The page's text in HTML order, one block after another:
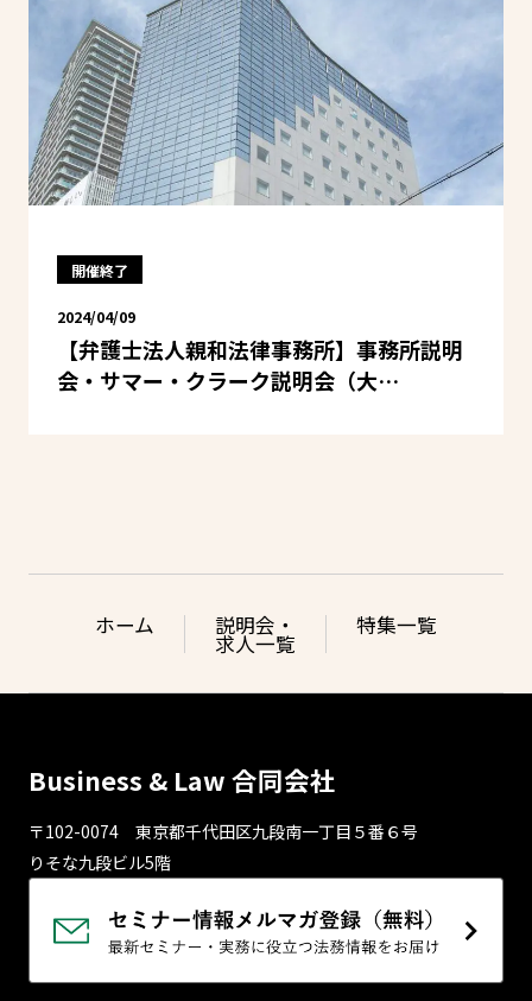
開催終了
2024/04/09
【弁護士法人親和法律事務所】事務所説明
会・サマー・クラーク説明会（大…
ホーム 説明会・
求人一覧
特集一覧
Business & Law 合同会社
〒102-0074 東京都千代⽥区九段南⼀丁⽬５番６号
りそな九段ビル5階